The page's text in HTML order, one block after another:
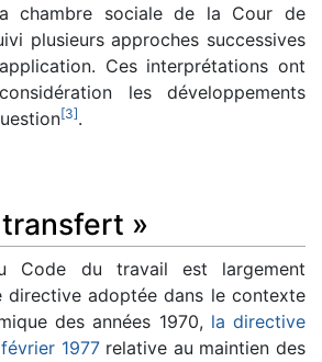
chambre sociale de la Cour de
plusieurs approches successives
Ces interprétations ont
les développements
[3].
»
Code du travail est largement
directive adoptée dans le contexte
des années 1970, la directive
1977relative au maintien des